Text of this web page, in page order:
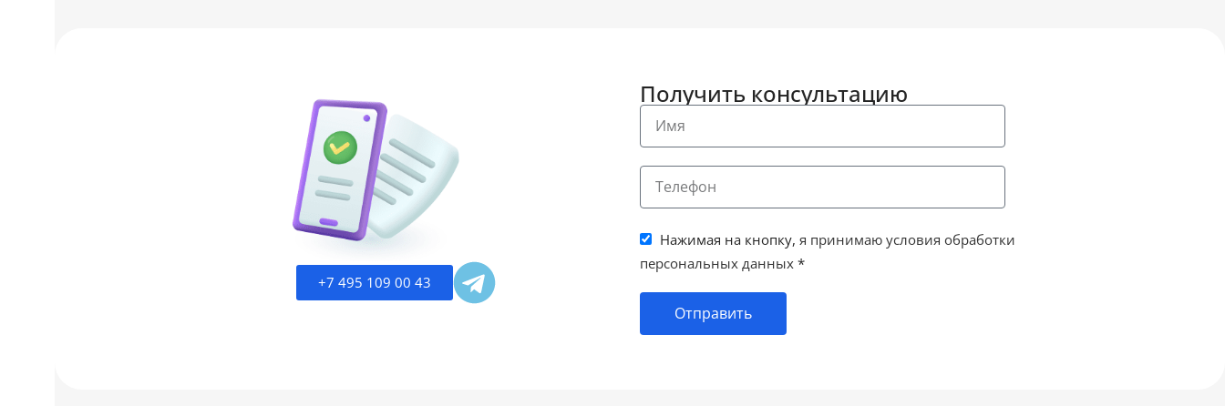
+7 495 109 00 43
Получить консультацию
Нажимая на кнопку, я принимаю условия обработки
персональных данных *
Отправить